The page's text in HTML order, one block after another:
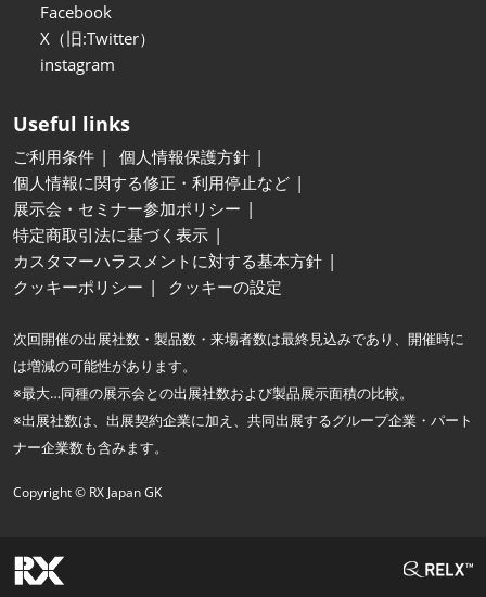
Facebook
X（旧:Twitter）
instagram
Useful links
ご利用条件
個人情報保護方針
個人情報に関する修正・利用停止など
展示会・セミナー参加ポリシー
特定商取引法に基づく表示
カスタマーハラスメントに対する基本方針
クッキーポリシー
クッキーの設定
次回開催の出展社数・製品数・来場者数は最終見込みであり、開催時に
は増減の可能性があります。
※最大…同種の展示会との出展社数および製品展示面積の比較。
※出展社数は、出展契約企業に加え、共同出展するグループ企業・パート
ナー企業数も含みます。
Copyright © RX Japan GK